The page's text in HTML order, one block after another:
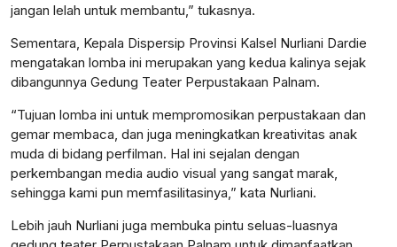
jangan lelah untuk membantu,” tukasnya.
Sementara, Kepala Dispersip Provinsi Kalsel Nurliani Dardie
mengatakan lomba ini merupakan yang kedua kalinya sejak
dibangunnya Gedung Teater Perpustakaan Palnam.
“Tujuan lomba ini untuk mempromosikan perpustakaan dan
gemar membaca, dan juga meningkatkan kreativitas anak
muda di bidang perfilman. Hal ini sejalan dengan
perkembangan media audio visual yang sangat marak,
sehingga kami pun memfasilitasinya,” kata Nurliani.
Lebih jauh Nurliani juga membuka pintu seluas-luasnya